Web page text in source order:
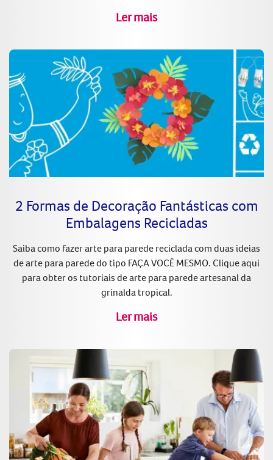
Ler mais
2 Formas de Decoração Fantásticas com
Embalagens Recicladas
Saiba como fazer arte para parede reciclada com duas ideias
de arte para parede do tipo FAÇA VOCÊ MESMO. Clique aqui
para obter os tutoriais de arte para parede artesanal da
grinalda tropical.
Ler mais